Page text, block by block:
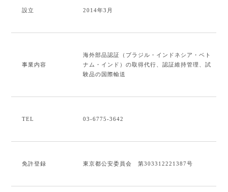
設立 2014年3月
事業内容
海外部品認証（ブラジル・インドネシア・ベト
ナム・インド）の取得代行、認証維持管理、試
験品の国際輸送
TEL 03-6775-3642
免許登録 東京都公安委員会 第303312221387号